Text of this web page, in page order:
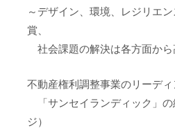
～デザイン、環境、レジリエ
賞、
社会課題の解決は各方面から
不動産権利調整事業のリーデ
「サンセイランディック」の
ジ）